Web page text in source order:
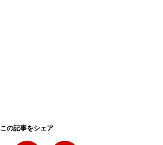
この記事をシェア